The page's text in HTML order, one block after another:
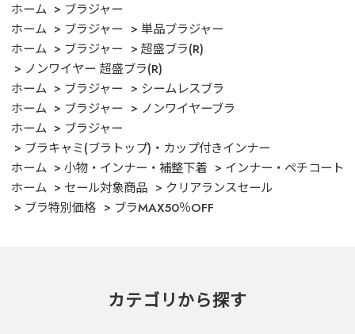
ホーム
ブラジャー
ホーム
ブラジャー
単品ブラジャー
ホーム
ブラジャー
超盛ブラ(R)
ノンワイヤー 超盛ブラ(R)
ホーム
ブラジャー
シームレスブラ
ホーム
ブラジャー
ノンワイヤーブラ
ホーム
ブラジャー
ブラキャミ(ブラトップ)・カップ付きインナー
ホーム
小物・インナー・補整下着
インナー・ペチコート
ホーム
セール対象商品
クリアランスセール
ブラ特別価格
ブラMAX50％OFF
カテゴリから探す